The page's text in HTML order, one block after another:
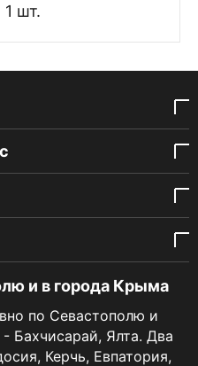
1 шт.
и в города Крыма
по Севастополю и
Бахчисарай, Ялта. Два
Керчь, Евпатория,